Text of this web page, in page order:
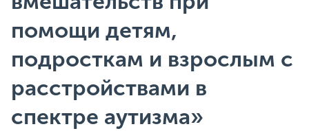
помощи детям,
подросткам и взрослым с
расстройствами в
спектре аутизма»